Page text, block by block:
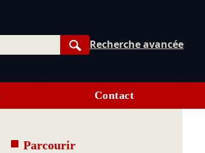
Rechercher
Recherche avancée
Contact
Parcourir